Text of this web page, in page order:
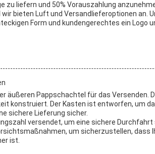
zu liefern und 50% Vorauszahlung
bieten Luft und Versandlieferoptionen an.
Form und kundengerechtes ein Logo
äußeren Pappschachtel für das Versenden.
konstruiert. Der Kasten ist entworfen, um
sichere Lieferung sicher.
versendet, um eine sichere
um sicherzustellen, dass
ist.